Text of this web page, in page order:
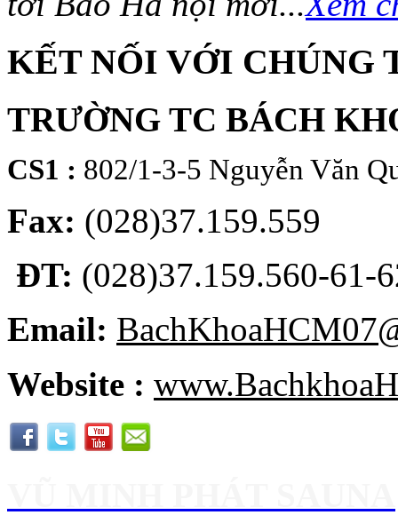
KẾT NỐI VỚI CHÚNG
TRƯỜNG TC BÁCH
CS1 : 802/1-3-5 Nguyễn Văn
Fax: (028)37.159.559
ĐT: (028)37.159.560-61-
Email:
Website :